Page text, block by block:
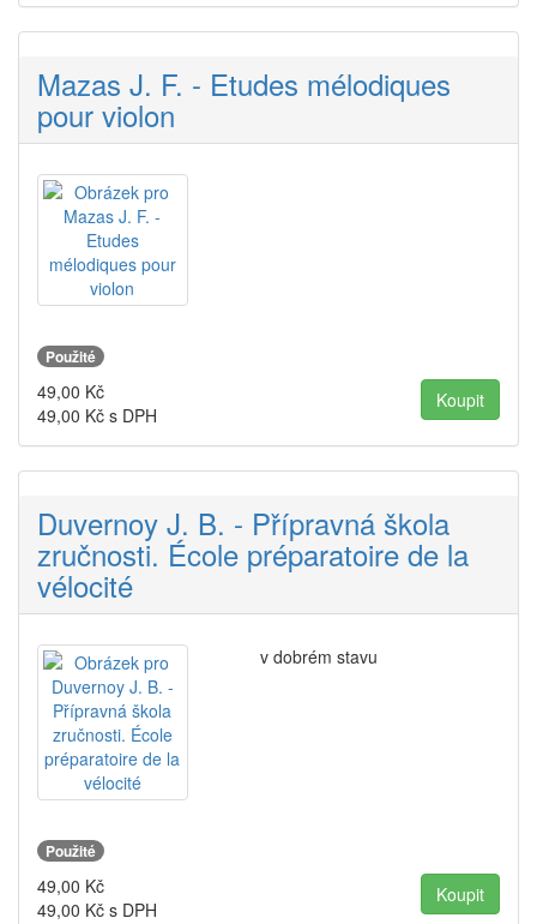
Mazas J. F. - Etudes mélodiques
pour violon
Použité
49,00 Kč
49,00 Kč s DPH
Duvernoy J. B. - Přípravná škola
zručnosti. École préparatoire de la
vélocité
v dobrém stavu
Použité
49,00 Kč
49,00 Kč s DPH